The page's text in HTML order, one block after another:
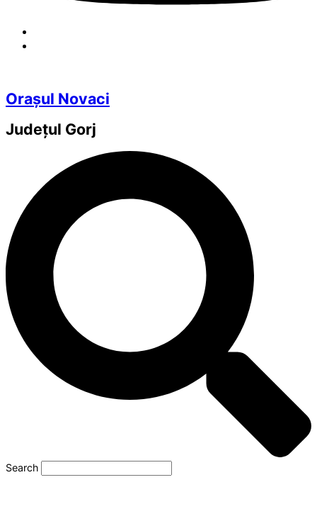
Orașul Novaci
Județul Gorj
Search